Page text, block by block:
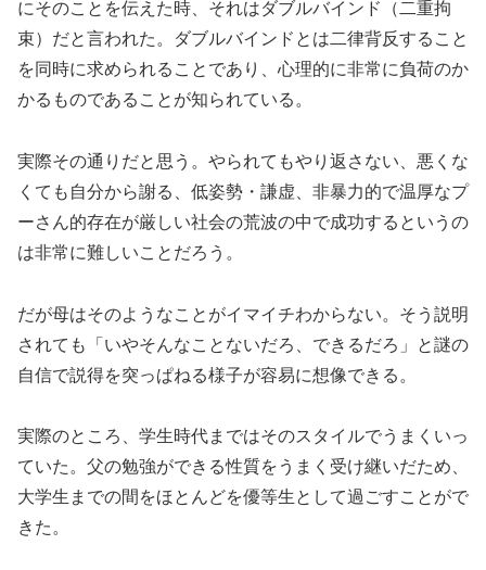
にそのことを伝えた時、それはダブルバインド（二重拘
束）だと言われた。ダブルバインドとは二律背反すること
を同時に求められることであり、心理的に非常に負荷のか
かるものであることが知られている。
実際その通りだと思う。やられてもやり返さない、悪くな
くても自分から謝る、低姿勢・謙虚、非暴力的で温厚なプ
ーさん的存在が厳しい社会の荒波の中で成功するというの
は非常に難しいことだろう。
だが母はそのようなことがイマイチわからない。そう説明
されても「いやそんなことないだろ、できるだろ」と謎の
自信で説得を突っぱねる様子が容易に想像できる。
実際のところ、学生時代まではそのスタイルでうまくいっ
ていた。父の勉強ができる性質をうまく受け継いだため、
大学生までの間をほとんどを優等生として過ごすことがで
きた。